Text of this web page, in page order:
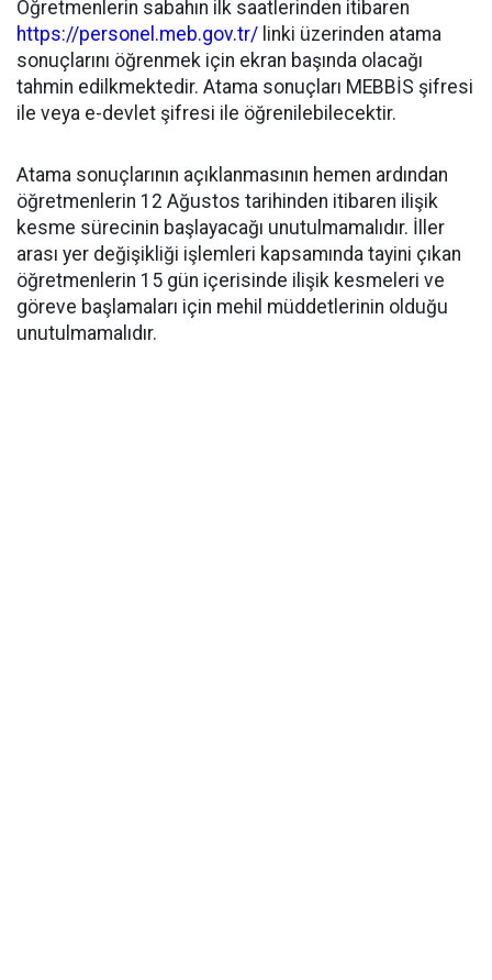
Öğretmenlerin sabahın ilk saatlerinden itibaren
https://personel.meb.gov.tr/ linki üzerinden atama
sonuçlarını öğrenmek için ekran başında olacağı
tahmin edilkmektedir. Atama sonuçları MEBBİS şifresi
ile veya e-devlet şifresi ile öğrenilebilecektir.
Atama sonuçlarının açıklanmasının hemen ardından
öğretmenlerin 12 Ağustos tarihinden itibaren ilişik
kesme sürecinin başlayacağı unutulmamalıdır. İller
arası yer değişikliği işlemleri kapsamında tayini çıkan
öğretmenlerin 15 gün içerisinde ilişik kesmeleri ve
göreve başlamaları için mehil müddetlerinin olduğu
unutulmamalıdır.